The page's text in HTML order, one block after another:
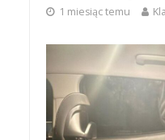
1 miesiąc temu